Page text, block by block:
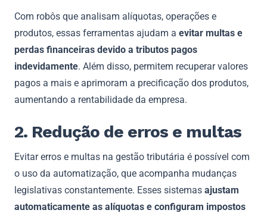
Com robôs que analisam alíquotas, operações e
produtos, essas ferramentas ajudam a evitar multas e
perdas financeiras devido a tributos pagos
indevidamente. Além disso, permitem recuperar valores
pagos a mais e aprimoram a precificação dos produtos,
aumentando a rentabilidade da empresa.
2. Redução de erros e multas
Evitar erros e multas na gestão tributária é possível com
o uso da automatização, que acompanha mudanças
legislativas constantemente. Esses sistemas ajustam
automaticamente as alíquotas e configuram impostos